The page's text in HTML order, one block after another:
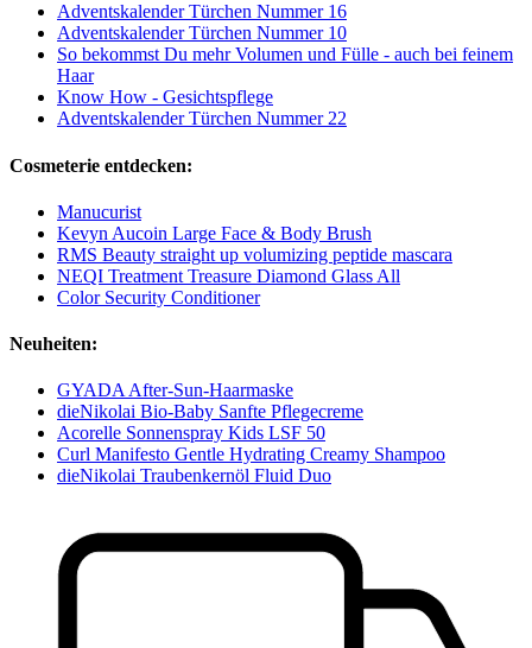
Adventskalender Türchen Nummer 16
Adventskalender Türchen Nummer 10
So bekommst Du mehr Volumen und Fülle - auch bei feinem
Haar
Know How - Gesichtspflege
Adventskalender Türchen Nummer 22
Cosmeterie entdecken:
Manucurist
Kevyn Aucoin Large Face & Body Brush
RMS Beauty straight up volumizing peptide mascara
NEQI Treatment Treasure Diamond Glass All
Color Security Conditioner
Neuheiten:
GYADA After-Sun-Haarmaske
dieNikolai Bio-Baby Sanfte Pflegecreme
Acorelle Sonnenspray Kids LSF 50
Curl Manifesto Gentle Hydrating Creamy Shampoo
dieNikolai Traubenkernöl Fluid Duo